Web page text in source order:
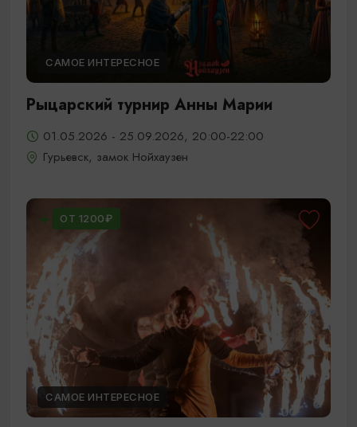
САМОЕ ИНТЕРЕСНОЕ
Рыцарский турнир Анны Марии
01.05.2026 - 25.09.2026, 20:00-22:00
Гурьевск, замок Нойхаузен
ОТ 1200₽
САМОЕ ИНТЕРЕСНОЕ